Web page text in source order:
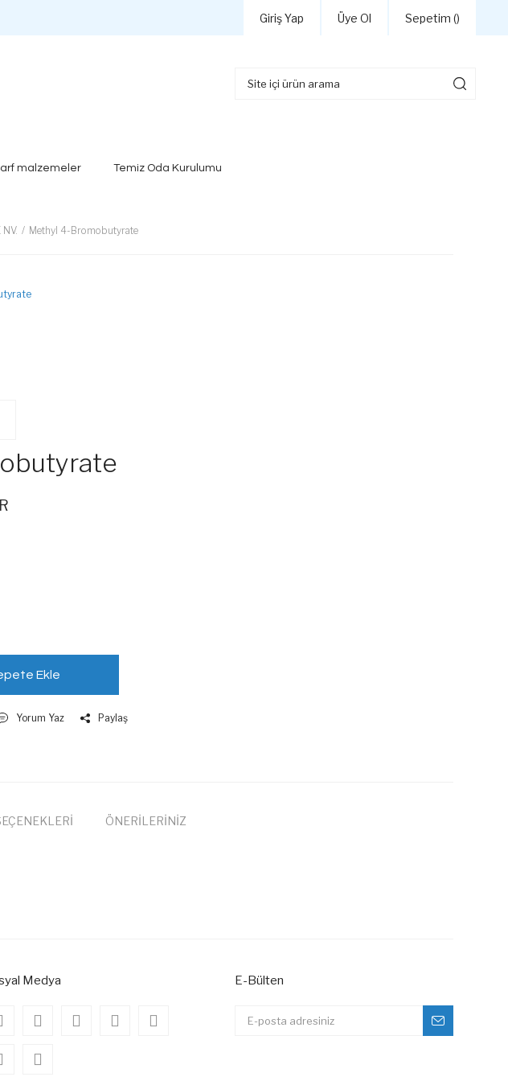
Giriş Yap Üye Ol Sepetim ()
malzemeler Temiz Oda Kurulumu
NV. Methyl 4-Bromobutyrate
Ekle
Yorum Yaz Paylaş
ÖNERİLERİNİZ
Medya E-Bülten